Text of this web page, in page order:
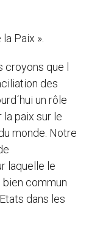
Paix ».
que l
des
un rôle
paix sur le
monde. Notre
laquelle le
commun
dans les